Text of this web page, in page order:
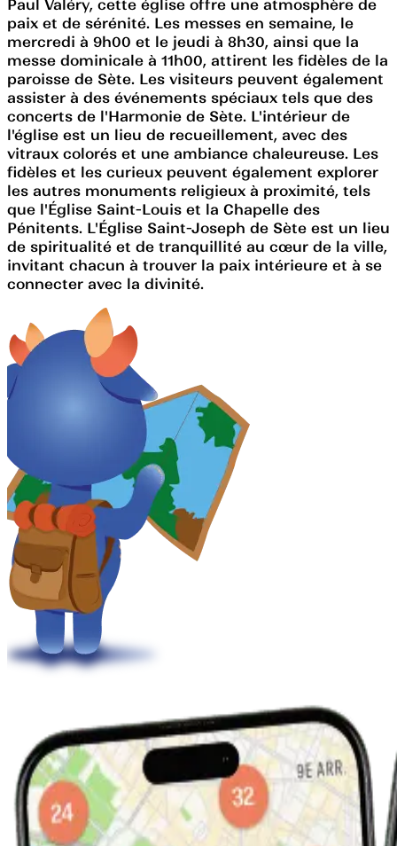
Paul Valéry, cette église offre une atmosphère de
paix et de sérénité. Les messes en semaine, le
mercredi à 9h00 et le jeudi à 8h30, ainsi que la
messe dominicale à 11h00, attirent les fidèles de la
paroisse de Sète. Les visiteurs peuvent également
assister à des événements spéciaux tels que des
concerts de l'Harmonie de Sète. L'intérieur de
l'église est un lieu de recueillement, avec des
vitraux colorés et une ambiance chaleureuse. Les
fidèles et les curieux peuvent également explorer
les autres monuments religieux à proximité, tels
que l'Église Saint-Louis et la Chapelle des
Pénitents. L'Église Saint-Joseph de Sète est un lieu
de spiritualité et de tranquillité au cœur de la ville,
invitant chacun à trouver la paix intérieure et à se
connecter avec la divinité.